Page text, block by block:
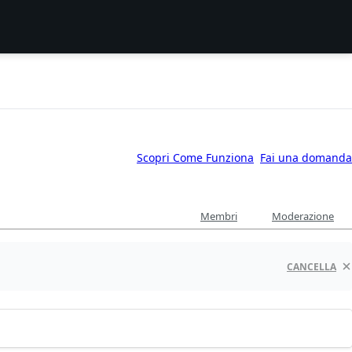
Scopri Come Funziona Fai una domanda
Membri Moderazione
CANCELLA